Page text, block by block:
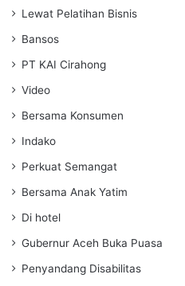
Lewat Pelatihan Bisnis
Bansos
PT KAI Cirahong
Video
Bersama Konsumen
Indako
Perkuat Semangat
Bersama Anak Yatim
Di hotel
Gubernur Aceh Buka Puasa
Penyandang Disabilitas